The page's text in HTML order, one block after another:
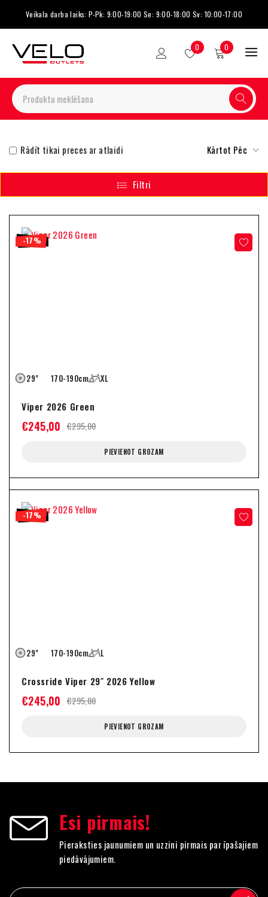
Veikala darba laiks: P-Pk: 9:00-19:00 Se: 9:00-18:00 Sv: 10:00-17:00
0 0
Kārtot Pēc
Rādīt tikai preces ar atlaidi
Filtri
-17%
29" 170-190cm XL
Viper 2026 Green
€295,00
€245,00
PIEVIENOT GROZAM
-17%
29" 170-190cm L
Crossride Viper 29″ 2026 Yellow
€295,00
€245,00
PIEVIENOT GROZAM
Esi pirmais!
Pieraksties jaunumiem un uzzini pirmais par īpašajiem
piedāvājumiem.